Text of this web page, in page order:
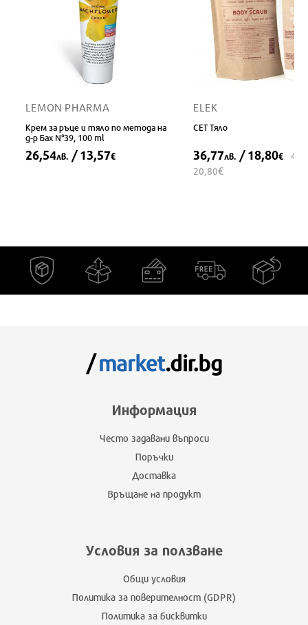
LEMON PHARMA
Крем за ръце и тяло по метода на
д-р Бах N°39, 100 ml
26,54лв. / 13,57€
ELEK
СЕТ Тяло
36,77лв. / 18,80€
20,80€
Информация
Често задавани въпроси
Поръчки
Доставка
Връщане на продукт
Условия за ползване
Общи условия
Политика за поверителност (GDPR)
Политика за бисквитки